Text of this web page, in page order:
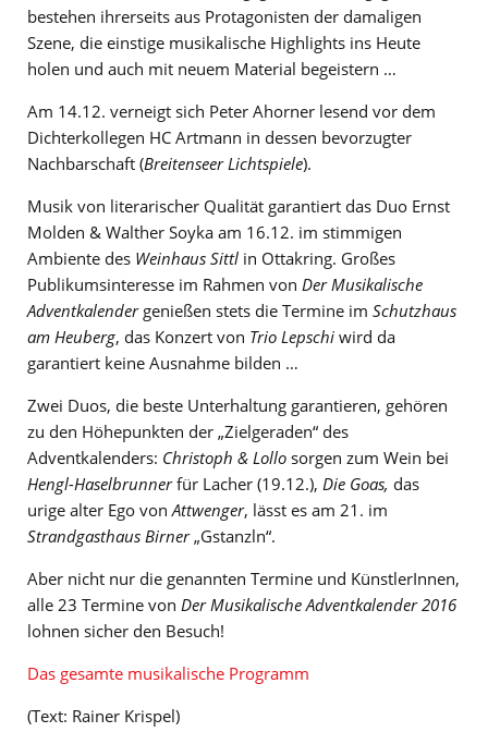
bestehen ihrerseits aus Protagonisten der damaligen
Szene, die einstige musikalische Highlights ins Heute
holen und auch mit neuem Material begeistern …
Am 14.12. verneigt sich Peter Ahorner lesend vor dem
Dichterkollegen HC Artmann in dessen bevorzugter
Nachbarschaft (Breitenseer Lichtspiele).
Musik von literarischer Qualität garantiert das Duo Ernst
Molden & Walther Soyka am 16.12. im stimmigen
Ambiente des Weinhaus Sittl in Ottakring. Großes
Publikumsinteresse im Rahmen von Der Musikalische
Adventkalendergenießen stets die Termine im Schutzhaus
am Heuberg, das Konzert von Trio Lepschi wird da
garantiert keine Ausnahme bilden …
Zwei Duos, die beste Unterhaltung garantieren, gehören
zu den Höhepunkten der „Zielgeraden“ des
Adventkalenders: Christoph & Lollo sorgen zum Wein bei
Hengl-Haselbrunnerfür Lacher (19.12.), Die Goas, das
urige alter Ego von Attwenger, lässt es am 21. im
Strandgasthaus Birner„Gstanzln“.
Aber nicht nur die genannten Termine und KünstlerInnen,
alle 23 Termine von Der Musikalische Adventkalender 2016
lohnen sicher den Besuch!
Das gesamte musikalische Programm
(Text: Rainer Krispel)